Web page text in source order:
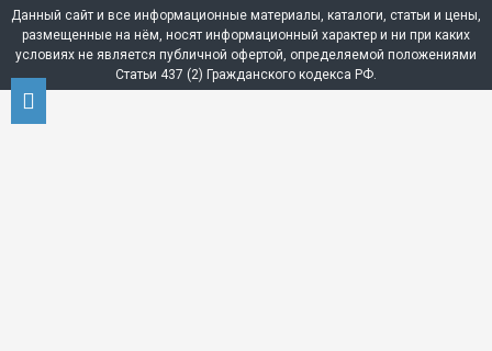
Данный сайт и все информационные материалы, каталоги, статьи и цены,
размещенные на нём, носят информационный характер и ни при каких
условиях не является публичной офертой, определяемой положениями
Статьи 437 (2) Гражданского кодекса РФ.